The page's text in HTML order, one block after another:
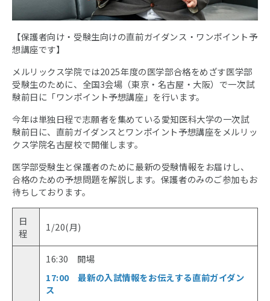
【保護者向け・受験生向けの直前ガイダンス・ワンポイント予
想講座です】
メルリックス学院では2025年度の医学部合格をめざす医学部
受験生のために、全国3会場（東京・名古屋・大阪）で一次試
験前日に「ワンポイント予想講座」を行います。
今年は単独日程で志願者を集めている愛知医科大学の一次試
験前日に、直前ガイダンスとワンポイント予想講座をメルリッ
クス学院名古屋校で開催します。
医学部受験生と保護者のために最新の受験情報をお届けし、
合格のための予想問題を解説します。保護者のみのご参加もお
待ちしております。
日
程
1/20(月)
16:30 開場
17:00 最新の入試情報をお伝えする直前ガイダン
ス